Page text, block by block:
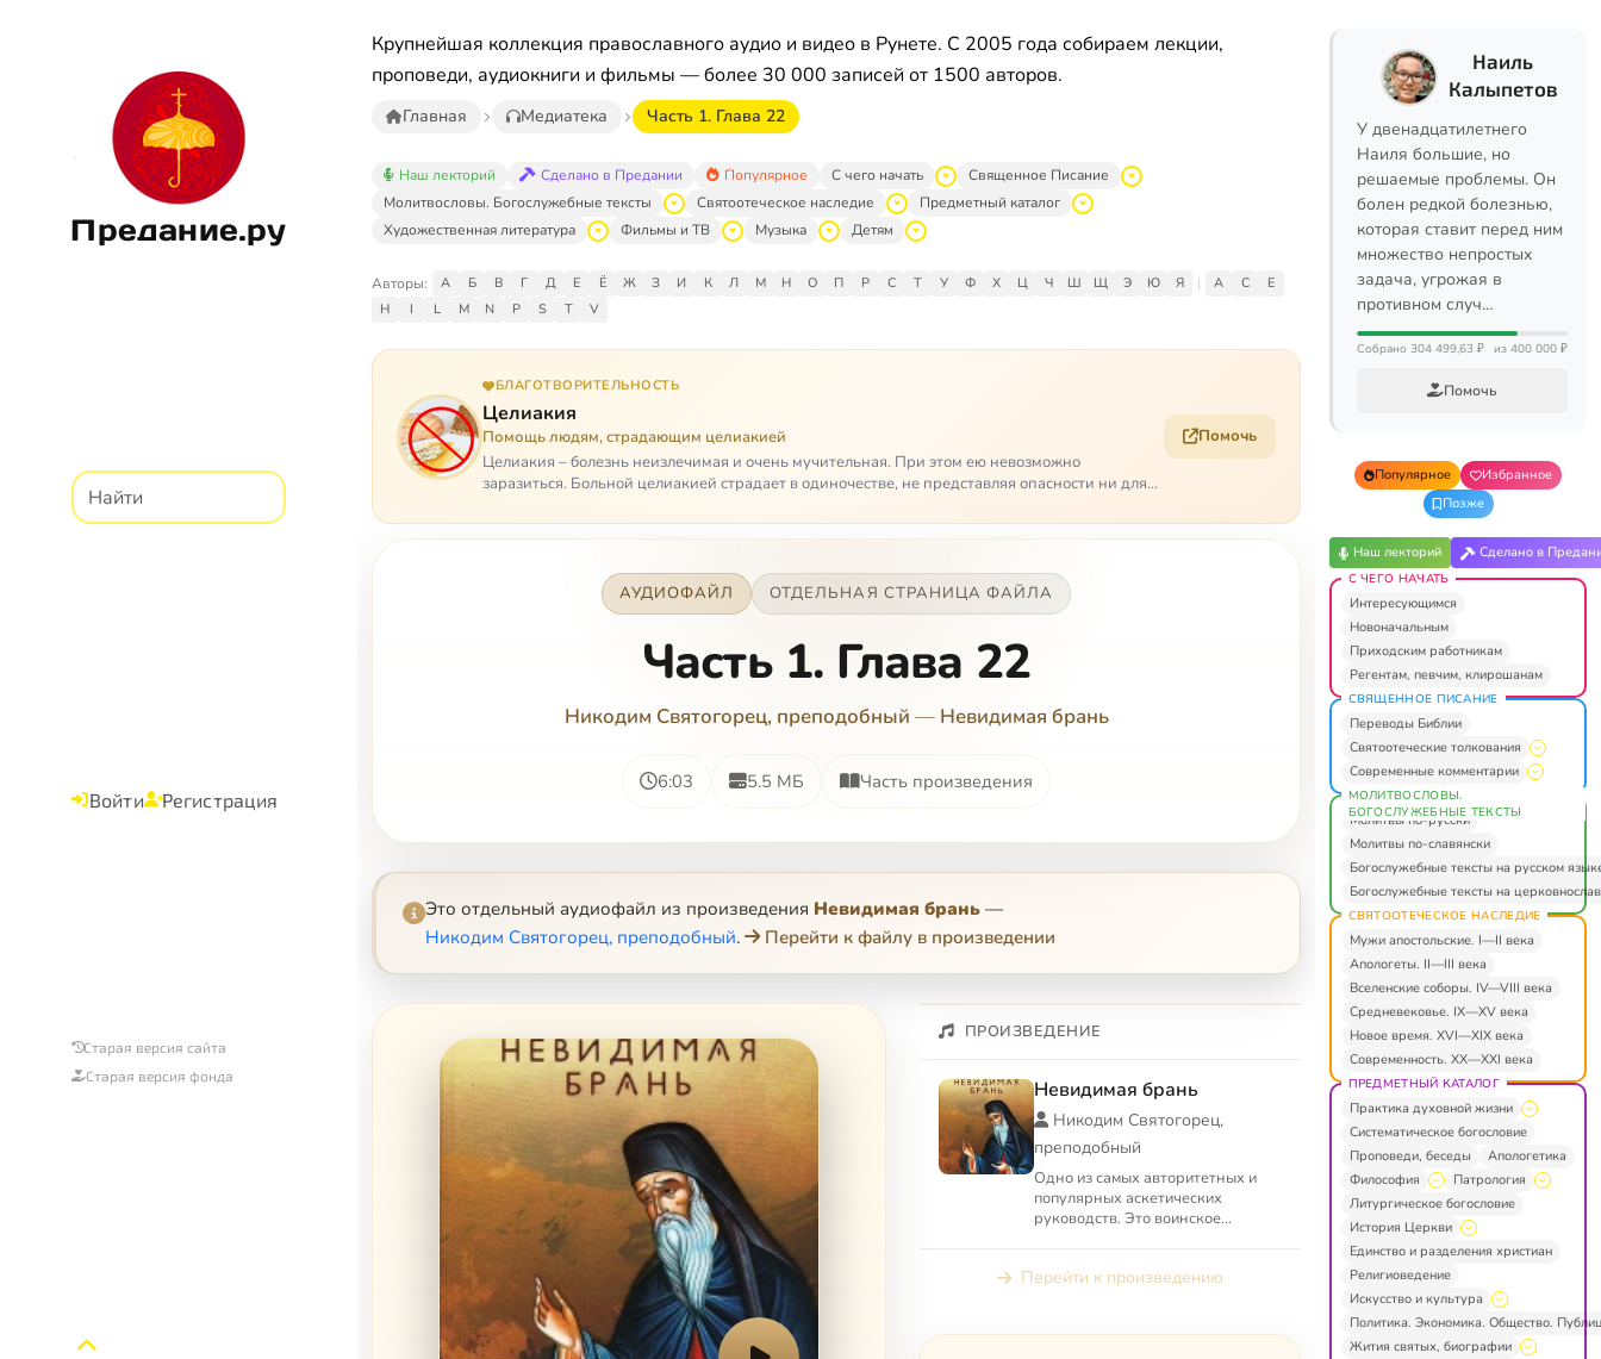
Предание.ру
Войти Регистрация
Старая версия сайта
Старая версия фонда
Крупнейшая коллекция православного аудио и видео в Рунете. С 2005 года собираем лекции,
проповеди, аудиокниги и фильмы — более 30 000 записей от 1500 авторов.
Главная Медиатека Часть 1. Глава 22
Наш лекторий Сделано в Предании Популярное С чего начать
Священное Писание
Молитвословы. Богослужебные тексты
Святоотеческое наследие
Предметный каталог
Художественная литература
Фильмы и ТВ Музыка Детям
Авторы: А Б В Г Д Е Ё Ж З И К Л М Н О П Р С Т У Ф Х Ц Ч Ш Щ Э Ю Я | A C
E
H
I L M N P S T V
БЛАГОТВОРИТЕЛЬНОСТЬ
Целиакия
Помощь людям, страдающим целиакией
Целиакия – болезнь неизлечимая и очень мучительная. При этом ею невозможно
заразиться. Больной целиакией страдает в одиночестве, не представляя опасности ни для
Помочь
АУДИОФАЙЛ ОТДЕЛЬНАЯ СТРАНИЦА ФАЙЛА
Часть 1. Глава 22
Никодим Святогорец, преподобный — Невидимая брань
6:03 5.5 МБ Часть произведения
Это отдельный аудиофайл из произведения Невидимая брань —
Никодим Святогорец, преподобный. Перейти к файлу в произведении
ПРОИЗВЕДЕНИЕ
Невидимая брань
Никодим Святогорец,
преподобный
Одно из самых авторитетных и
популярных аскетических
руководств. Это воинское
сил, господст...
Перейти к произведению
Наиль
Калыпетов
У двенадцатилетнего
Наиля большие, но
решаемые проблемы. Он
болен редкой болезнью,
которая ставит перед ним
множество непростых
задача, угрожая в
противном случ…
Собрано 304 499,63 ₽ из 400 000 ₽
Помочь
Популярное
Избранное
Позже
Наш лекторий Сделано в
С ЧЕГО НАЧАТЬ
Интересующимся
Новоначальным
Приходским работникам
Регентам, певчим, клирошанам
СВЯЩЕННОЕ ПИСАНИЕ
Переводы Библии
Святоотеческие толкования
Современные комментарии
МОЛИТВОСЛОВЫ.
БОГОСЛУЖЕБНЫЕ ТЕКСТЫ
Молитвы по-русски
Молитвы по-славянски
Богослужебные тексты на русском
Богослужебные тексты на
СВЯТООТЕЧЕСКОЕ НАСЛЕДИЕ
Мужи апостольские. I—II века
Апологеты. II—III века
Вселенские соборы. IV—VIII века
Средневековье. IX—XV века
Новое время. XVI—XIX века
Современность. XX—XXI века
ПРЕДМЕТНЫЙ КАТАЛОГ
Практика духовной жизни
Систематическое богословие
Проповеди, беседы
Апологетика
Философия
Патрология
Литургическое богословие
История Церкви
Единство и разделения христиан
Религиоведение
Искусство и культура
Политика. Экономика. Общество.
Жития святых, биографии